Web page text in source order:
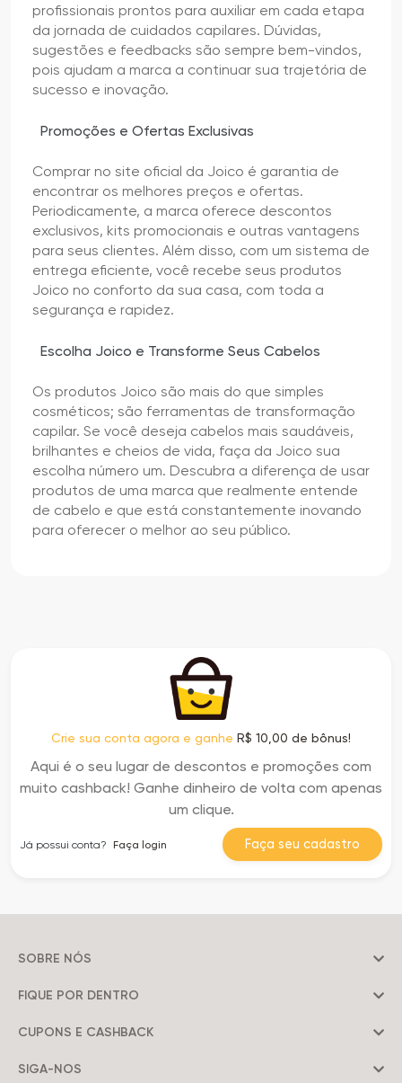
profissionais prontos para auxiliar em cada etapa
da jornada de cuidados capilares. Dúvidas,
sugestões e feedbacks são sempre bem-vindos,
pois ajudam a marca a continuar sua trajetória de
sucesso e inovação.
Promoções e Ofertas Exclusivas
Comprar no site oficial da Joico é garantia de
encontrar os melhores preços e ofertas.
Periodicamente, a marca oferece descontos
exclusivos, kits promocionais e outras vantagens
para seus clientes. Além disso, com um sistema de
entrega eficiente, você recebe seus produtos
Joico no conforto da sua casa, com toda a
segurança e rapidez.
Escolha Joico e Transforme Seus Cabelos
Os produtos Joico são mais do que simples
cosméticos; são ferramentas de transformação
capilar. Se você deseja cabelos mais saudáveis,
brilhantes e cheios de vida, faça da Joico sua
escolha número um. Descubra a diferença de usar
produtos de uma marca que realmente entende
de cabelo e que está constantemente inovando
para oferecer o melhor ao seu público.
Crie sua conta agora e ganhe R$ 10,00 de bônus!
Aqui é o seu lugar de descontos e promoções com
muito cashback! Ganhe dinheiro de volta com apenas
um clique.
Faça seu cadastro
Já possui conta? Faça login
SOBRE NÓS
FIQUE POR DENTRO
CUPONS E CASHBACK
SIGA-NOS